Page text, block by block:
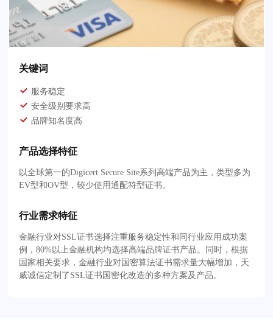
关键词
服务稳定
安全级别要求高
品牌知名度高
产品选择特征
以全球第一的Digicert Secure Site系列高端产品为主，类型多为
EV型和OV型，较少使用通配符型证书。
行业需求特征
金融行业对SSL证书选择注重服务稳定性和同行业应用成功案
例，80%以上金融机构均选择高端品牌证书产品。同时，根据
国家相关要求，金融行业对国密算法证书需求量大幅增加，天
威诚信定制了SSL证书国密化改造的多种方案及产品。